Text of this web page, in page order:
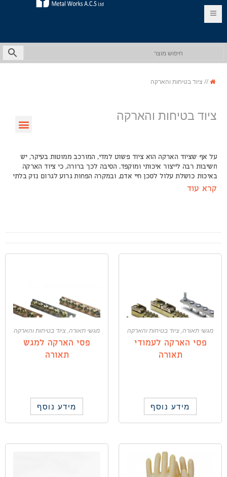
// ציוד בטיחות והארקה
ציוד בטיחות והארקה
על אף שציוד הארקה הוא ציוד פשוט למדי, המורכב ממוטות בעיקר, יש
חשיבות רבה לייצור איכותי ומוקפד. הסיבה לכך ברורה, כי ציוד הארקה
באיכות כושלת עלול לסכן חיי אדם, ובמקרה הפחות גרוע לגרום נזק בלתי
הפיך למכשירים חשמליים. אנו בכפר מנחם מייצרים מוטות הארקה
קרא עוד
מגשי תאורה,ציוד בטיחות והארקה
פסי הארקה לעמודי
תאורה
מידע נוסף
מגשי תאורה,ציוד בטיחות והארקה
פסי הארקה למגש
תאורה
מידע נוסף